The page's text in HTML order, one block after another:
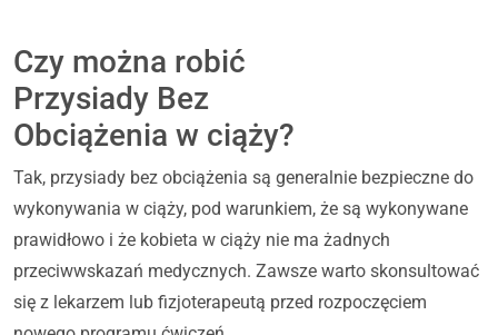
Czy można robić
Przysiady Bez
Obciążenia w ciąży?
Tak, przysiady bez obciążenia są generalnie bezpieczne do
wykonywania w ciąży, pod warunkiem, że są wykonywane
prawidłowo i że kobieta w ciąży nie ma żadnych
przeciwwskazań medycznych. Zawsze warto skonsultować
się z lekarzem lub fizjoterapeutą przed rozpoczęciem